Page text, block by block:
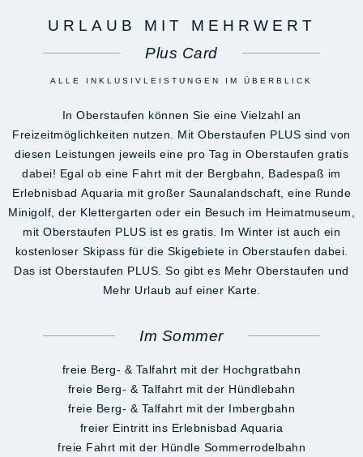
URLAUB MIT MEHRWERT
Plus Card
ALLE INKLUSIVLEISTUNGEN IM ÜBERBLICK
In Oberstaufen können Sie eine Vielzahl an
Freizeitmöglichkeiten nutzen. Mit Oberstaufen PLUS sind von
diesen Leistungen jeweils eine pro Tag in Oberstaufen gratis
dabei! Egal ob eine Fahrt mit der Bergbahn, Badespaß im
Erlebnisbad Aquaria mit großer Saunalandschaft, eine Runde
Minigolf, der Klettergarten oder ein Besuch im Heimatmuseum,
mit Oberstaufen PLUS ist es gratis. Im Winter ist auch ein
kostenloser Skipass für die Skigebiete in Oberstaufen dabei.
Das ist Oberstaufen PLUS. So gibt es Mehr Oberstaufen und
Mehr Urlaub auf einer Karte.
Im Sommer
freie Berg- & Talfahrt mit der Hochgratbahn
freie Berg- & Talfahrt mit der Hündlebahn
freie Berg- & Talfahrt mit der Imbergbahn
freier Eintritt ins Erlebnisbad Aquaria
freie Fahrt mit der Hündle Sommerrodelbahn